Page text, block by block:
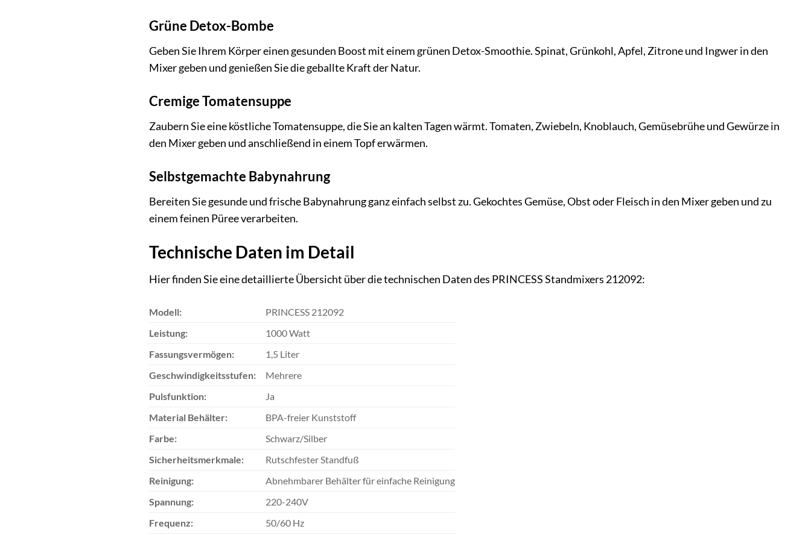
Grüne Detox-Bombe
Geben Sie Ihrem Körper einen gesunden Boost mit einem grünen Detox-Smoothie. Spinat, Grünkohl, Apfel, Zitrone und Ingwer in den
Mixer geben und genießen Sie die geballte Kraft der Natur.
Cremige Tomatensuppe
Zaubern Sie eine köstliche Tomatensuppe, die Sie an kalten Tagen wärmt. Tomaten, Zwiebeln, Knoblauch, Gemüsebrühe und Gewürze in
den Mixer geben und anschließend in einem Topf erwärmen.
Selbstgemachte Babynahrung
Bereiten Sie gesunde und frische Babynahrung ganz einfach selbst zu. Gekochtes Gemüse, Obst oder Fleisch in den Mixer geben und zu
einem feinen Püree verarbeiten.
Technische Daten im Detail
Hier finden Sie eine detaillierte Übersicht über die technischen Daten des PRINCESS Standmixers 212092:
Modell:
PRINCESS 212092
Leistung:
1000 Watt
Fassungsvermögen:
1,5 Liter
Geschwindigkeitsstufen:
Mehrere
Pulsfunktion:
Ja
Material Behälter:
BPA-freier Kunststoff
Farbe:
Schwarz/Silber
Sicherheitsmerkmale:
Rutschfester Standfuß
Reinigung:
Abnehmbarer Behälter für einfache Reinigung
Spannung:
220-240V
Frequenz:
50/60 Hz